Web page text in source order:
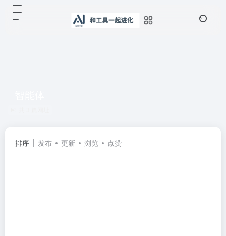
排序 发布 更新 浏览 点赞